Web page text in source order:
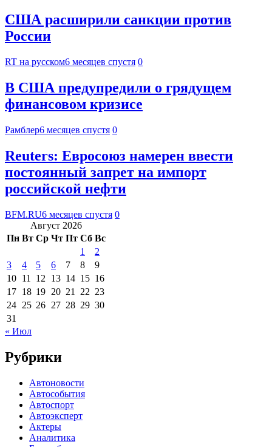
США расширили санкции против
России
RT на русском6 месяцев спустя 0
В США предупредили о грядущем
финансовом кризисе
Рамблер6 месяцев спустя 0
Reuters: Евросоюз намерен ввести
постоянный запрет на импорт
российской нефти
BFM.RU6 месяцев спустя 0
Август 2026
Пн Вт Ср Чт Пт Сб Вс
1
2
3
4 5 6 7 8
9
10 11 12 13 14 15 16
17 18 19 20 21 22 23
24 25 26 27 28 29 30
31
« Июл
Рубрики
Автоновости
Автособытия
Автоспорт
Автоэксперт
Актеры
Аналитика